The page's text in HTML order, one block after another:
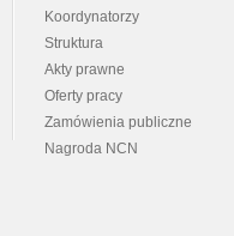
Koordynatorzy
Struktura
Akty prawne
Oferty pracy
Zamówienia publiczne
Nagroda NCN